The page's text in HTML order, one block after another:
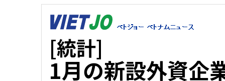
[統計]
1月の新設外資企